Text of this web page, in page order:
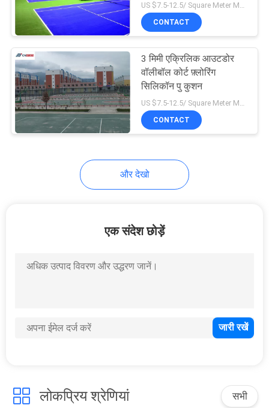
US $7.5-12.5/ Square Meter MOQ:/
CONTACT
3 मिमी एक्रिलिक आउटडोर
वॉलीबॉल कोर्ट फ़्लोरिंग
सिलिकॉन पु कुशन
US $7.5-12.5/ Square Meter MOQ:/
CONTACT
और देखो
एक संदेश छोड़ें
लोकप्रिय श्रेणियां सभी